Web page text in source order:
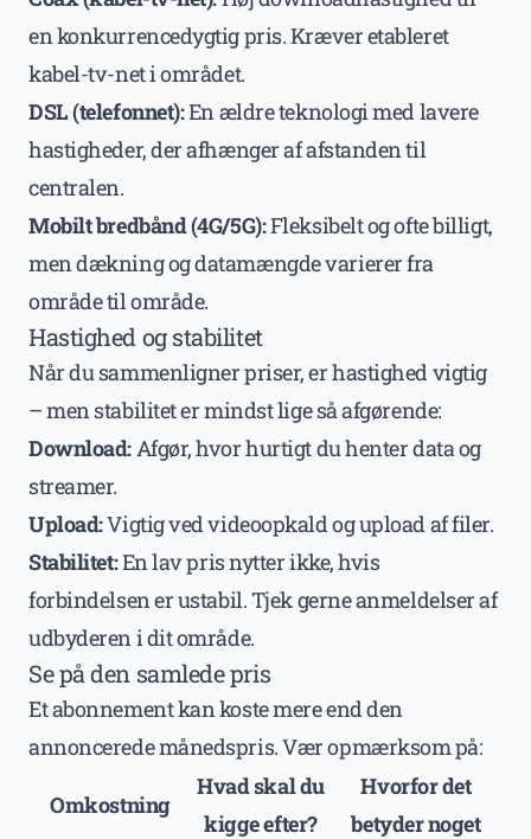
en konkurrencedygtig pris. Kræver etableret
kabel-tv-net i området.
DSL (telefonnet):En ældre teknologi med lavere
hastigheder, der afhænger af afstanden til
centralen.
Mobilt bredbånd (4G/5G):Fleksibelt og ofte billigt,
men dækning og datamængde varierer fra
område til område.
Hastighed og stabilitet
Når du sammenligner priser, er hastighed vigtig
– men stabilitet er mindst lige så afgørende:
Download:Afgør, hvor hurtigt du henter data og
streamer.
Upload:Vigtig ved videoopkald og upload af filer.
Stabilitet:En lav pris nytter ikke, hvis
forbindelsen er ustabil. Tjek gerne anmeldelser af
udbyderen i dit område.
Se på den samlede pris
Et abonnement kan koste mere end den
annoncerede månedspris. Vær opmærksom på:
Omkostning
Hvad skal du
kigge efter?
Hvorfor det
betyder noget